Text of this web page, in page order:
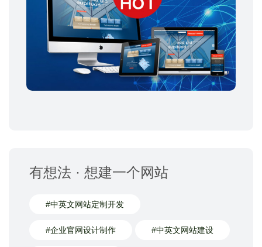
有想法 · 想建一个网站
#中英文网站定制开发
#企业官网设计制作 #中英文网站建设